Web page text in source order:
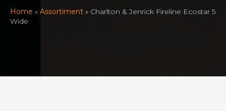
Home » Assortiment » Charlton & Jenrick Fireline Ecostar 5
Wide